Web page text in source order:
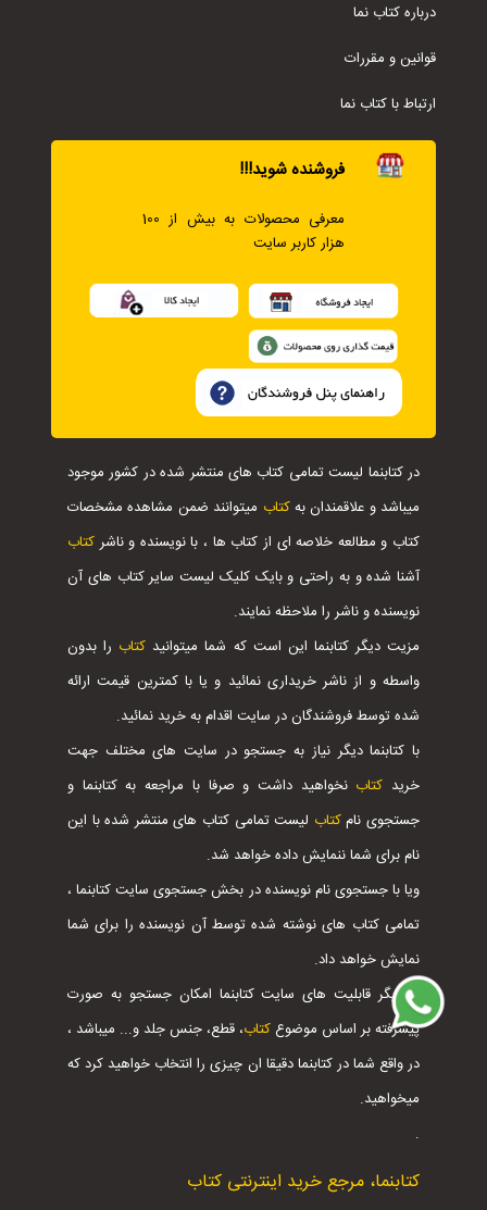
درباره کتاب نما
قوانین و مقررات
ارتباط با کتاب نما
فروشنده شوید!!!
معرفی محصولات به بیش از 100
هزار کاربر سایت
کتابنما، مرجع خرید اینترنتی کتاب
در کتابنما لیست تمامی کتاب های منتشر شده در کشور موجود
میباشد و علاقمندان بهکتاب میتوانند ضمن مشاهده مشخصات
کتاب و مطالعه خلاصه ای از کتاب ها ، با نویسنده و ناشر کتاب
آشنا شده و به راحتی و بایک کلیک لیست سایر کتاب های آن
نویسنده و ناشر را ملاحظه نمایند.
مزیت دیگر کتابنما این است که شما میتوانید کتاب را بدون
واسطه و از ناشر خریداری نمائید و یا با کمترین قیمت ارائه
شده توسط فروشندگان در سایت اقدام به خرید نمائید.
با کتابنما دیگر نیاز به جستجو در سایت های مختلف جهت
خرید کتابنخواهید داشت و صرفا با مراجعه به کتابنما و
جستجوی نامکتاب لیست تمامی کتاب های منتشر شده با این
نام برای شما ننمایش داده خواهد شد.
ویا با جستجوی نام نویسنده در بخش جستجوی سایت کتابنما ،
تمامی کتاب های نوشته شده توسط آن نویسنده را برای شما
نمایش خواهد داد.
از دیگر قابلیت های سایت کتابنما امکان جستجو به صورت
پیشرفته بر اساس موضوع کتاب، قطع، جنس جلد و... میباشد ،
در واقع شما در کتابنما دقیقا ان چیزی را انتخاب خواهید کرد که
میخواهید.
.